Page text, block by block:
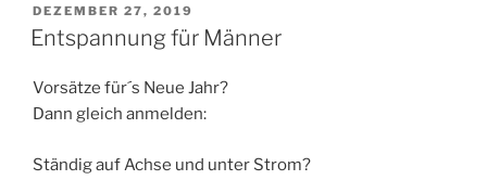
VERÖFFENTLICHT
AM
DEZEMBER 27, 2019
Entspannung für Männer
Vorsätze für´s Neue Jahr?
Dann gleich anmelden:
Ständig auf Achse und unter Strom?